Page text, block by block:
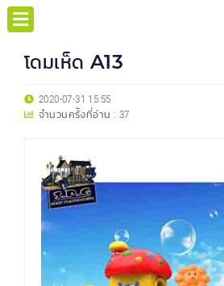
โดมเห็ด A13
2020-07-31 15:55
จำนวนครั้งที่อ่าน : 37